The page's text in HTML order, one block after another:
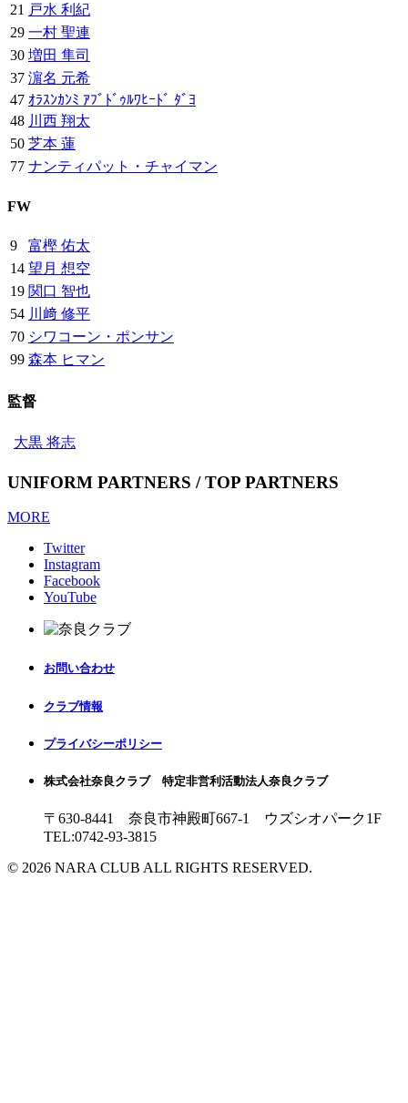
21 戸水 利紀
29 一村 聖連
30 増田 隼司
37 濵名 元希
47 ｵﾗｽﾝｶﾝﾐ ｱﾌﾞﾄﾞｩﾙﾜﾋｰﾄﾞ ﾀﾞﾖ
48 川西 翔太
50 芝本 蓮
77 ナンティパット・チャイマン
FW
9
富樫 佑太
14 望月 想空
19 関口 智也
54 川﨑 修平
70 シワコーン・ポンサン
99 森本 ヒマン
監督
大黒 将志
UNIFORM PARTNERS / TOP PARTNERS
MORE
Twitter
Instagram
Facebook
YouTube
お問い合わせ
クラブ情報
プライバシーポリシー
株式会社奈良クラブ 特定非営利活動法人奈良クラブ
〒630-8441 奈良市神殿町667-1
ウズシオパーク1F
TEL:0742-93-3815
© 2026 NARA CLUB ALL RIGHTS RESERVED.